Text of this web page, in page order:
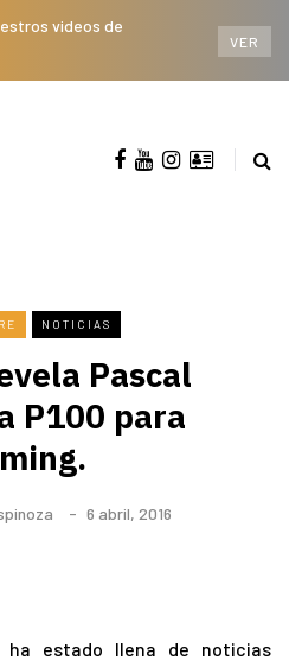
videos de
VER
NOTICIAS
Pascal
P100 para
6 abril, 2016
ha estado llena de noticias